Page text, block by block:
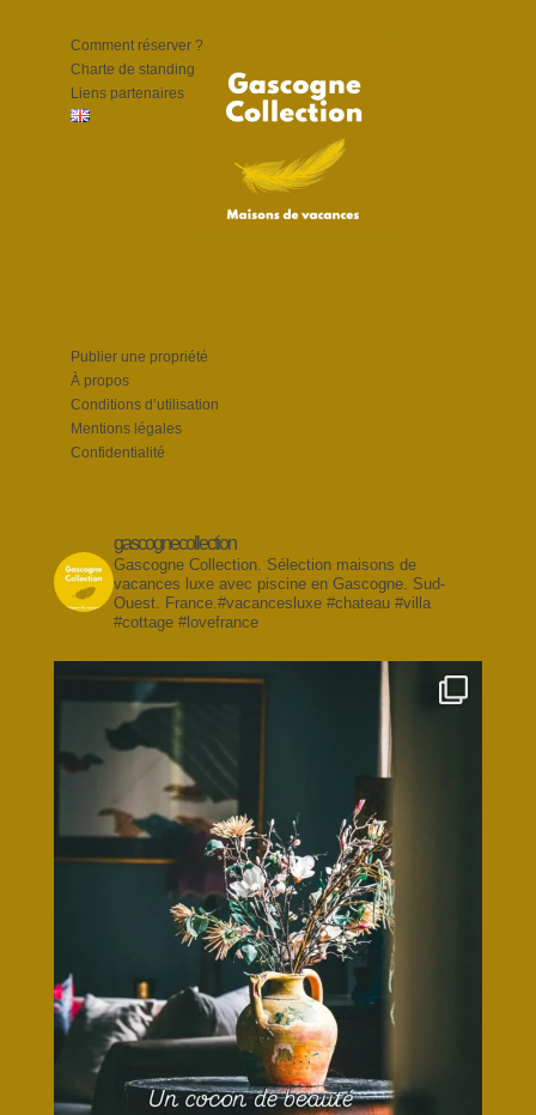
Comment réserver ?
Charte de standing
Liens partenaires
Publier une propriété
À propos
Conditions d’utilisation
Mentions légales
Confidentialité
gascognecollection
Gascogne Collection. Sélection maisons de
vacances luxe avec piscine en Gascogne. Sud-
Ouest. France.#vacancesluxe #chateau #villa
#cottage #lovefrance